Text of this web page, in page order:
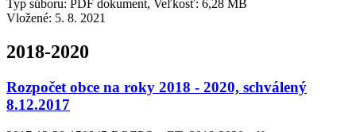
Typ súboru: PDF dokument, Veľkosť: 6,28 MB
Vložené: 5. 8. 2021
2018-2020
Rozpočet obce na roky 2018 - 2020, schválený
8.12.2017